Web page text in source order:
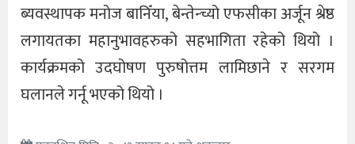
ब्यवस्थापक मनोज बानिँया, बेन्तेन्च्यो एफसीका अर्जून श्रेष्ठ
लगायतका महानुभावहरुको सहभागिता रहेको थियो ।
कार्यक्रमको उदघोषण पुरुषोत्तम लामिछाने र सरगम
घलानले गर्नू भएको थियो ।